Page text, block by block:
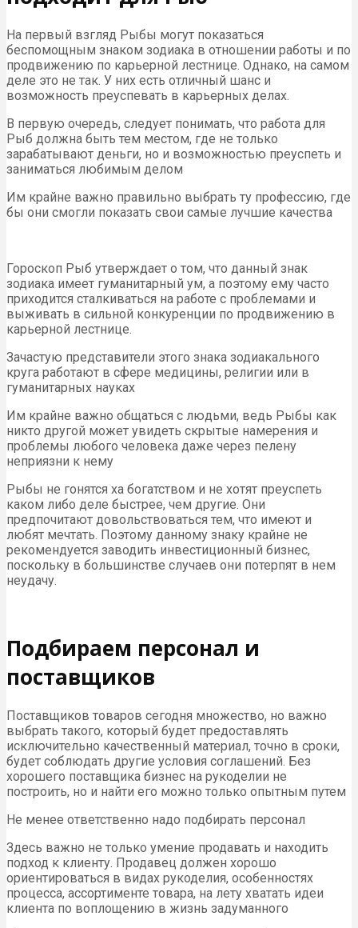
На первый взгляд Рыбы могут показаться
беспомощным знаком зодиака в отношении работы и по
продвижению по карьерной лестнице. Однако, на самом
деле это не так. У них есть отличный шанс и
возможность преуспевать в карьерных делах.
В первую очередь, следует понимать, что работа для
Рыб должна быть тем местом, где не только
зарабатывают деньги, но и возможностью преуспеть и
заниматься любимым делом
Им крайне важно правильно выбрать ту профессию, где
бы они смогли показать свои самые лучшие качества
Гороскоп Рыб утверждает о том, что данный знак
зодиака имеет гуманитарный ум, а поэтому ему часто
приходится сталкиваться на работе с проблемами и
выживать в сильной конкуренции по продвижению в
карьерной лестнице.
Зачастую представители этого знака зодиакального
круга работают в сфере медицины, религии или в
гуманитарных науках
Им крайне важно общаться с людьми, ведь Рыбы как
никто другой может увидеть скрытые намерения и
проблемы любого человека даже через пелену
неприязни к нему
Рыбы не гонятся ха богатством и не хотят преуспеть
каком либо деле быстрее, чем другие. Они
предпочитают довольствоваться тем, что имеют и
любят мечтать. Поэтому данному знаку крайне не
рекомендуется заводить инвестиционный бизнес,
поскольку в большинстве случаев они потерпят в нем
неудачу.
Подбираем персонал и
поставщиков
Поставщиков товаров сегодня множество, но важно
выбрать такого, который будет предоставлять
исключительно качественный материал, точно в сроки,
будет соблюдать другие условия соглашений. Без
хорошего поставщика бизнес на рукоделии не
построить, но и найти его можно только опытным путем
Не менее ответственно надо подбирать персонал
Здесь важно не только умение продавать и находить
подход к клиенту. Продавец должен хорошо
ориентироваться в видах рукоделия, особенностях
процесса, ассортименте товара, на лету хватать идеи
клиента по воплощению в жизнь задуманного